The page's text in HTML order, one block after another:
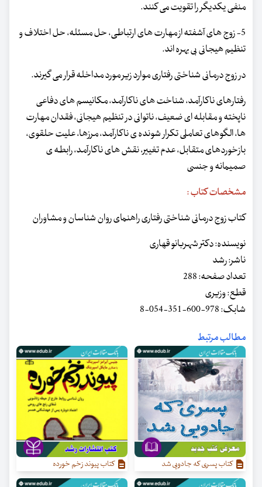
منفی یکدیگر را تقویت می کنند.
5- زوج های آشفته از مهارت های ارتباطی، حل مسئله، حل اختلاف و
تنظیم هیجانی بی بهره اند.
در زوج درمانی شناختی رفتاری موارد زیر مورد مداخله قرار می گیرند.
رفتارهای ناکارآمد، شناخت های ناکارآمد، مکانیسم های دفاعی
ناپخته و مقابله ای ضعیف، ناتوانی در تنظیم هیجانی، فقدان مهارت
ها، الگوهای تعاملی تکرار شونده ی ناکارآمد، مرزها، علیت حلقوی،
بازخوردهای متقابل، عدم تغییر، نقش های ناکارآمد، رابطه ی
صمیمانه و جنسی
مشخصات کتاب :
کتاب زوج درمانی شناختی رفتاری راهنمای روان شناسان و مشاوران
نویسنده: دکتر شهربانو قهاری
ناشر: رشد
تعداد صفحه: 288
قطع: وزیری
شابک: 978-600-351-054-8
مطالب مرتبط
کتاب پسری که جادویی شد کتاب پیوند زخم خورده